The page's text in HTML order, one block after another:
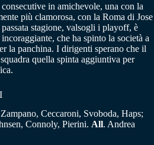
in amichevole, una con la
più clamorosa, con la Roma di Jose
stagione, valsogli i playoff, è
che ha spinto la società a
la panchina. I dirigenti sperano che il
quella spinta aggiuntiva per
Ceccaroni, Svoboda, Haps;
Connoly, Pierini. All. Andrea